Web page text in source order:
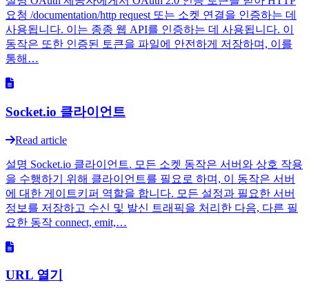
요청 /documentation/http request 또는 소켓 연결을 인증하는 데
사용됩니다. 이는 종종 웹 API를 인증하는 데 사용됩니다. 이
동작은 또한 인증된 토큰을 파일에 안전하게 저장하며, 이를
통해…
Socket.io 클라이언트
Read article
설명 Socket.io 클라이언트. 모든 소켓 동작은 서버와 상호 작용
을 수행하기 위해 클라이언트를 필요로 하며, 이 동작은 서버
에 대한 게이트키퍼 역할을 합니다. 모든 설정과 필요한 서버
정보를 저장하고 수신 및 발신 트래픽을 처리한 다음, 다른 필
요한 동작 connect, emit,…
URL 열기